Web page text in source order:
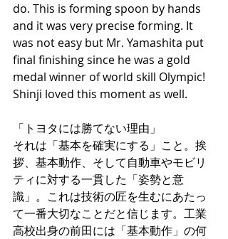
do. This is forming spoon by hands
and it was very precise forming. It
was not easy but Mr. Yamashita put
final finishing since he was a gold
medal winner of world skill Olympic!
Shinji loved this moment as well.
「トヨタには勝てない理由」
それは「基本を確実にする」こと。挨
拶、基本動作、そして自動車やモビリ
ティに対する一貫した「姿勢と意
識」。これは技術の匠を生むにあたっ
て一番大切なことだと信じます。工業
高校出身の前田には「基本動作」の何